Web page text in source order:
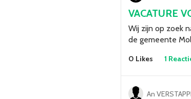
VACATURE
Wij zijn op zoek
de gemeente
0 Likes 1
An